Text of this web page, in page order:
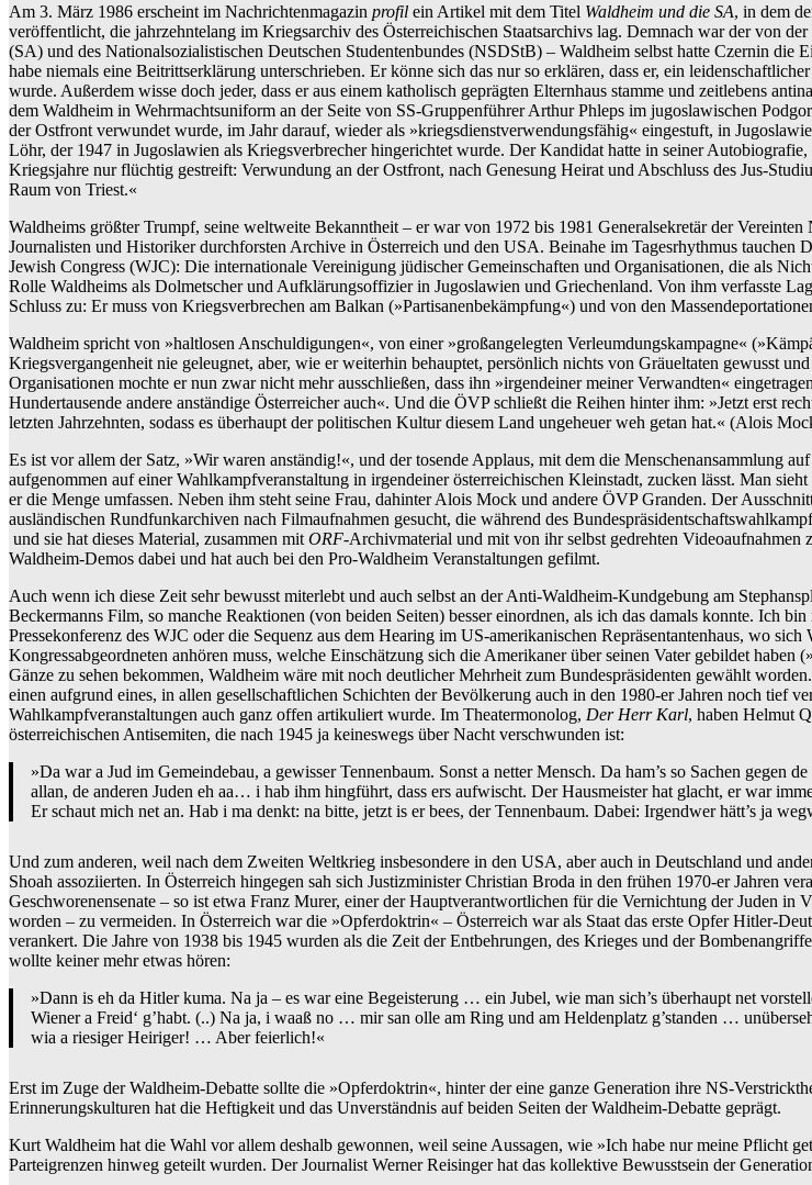
Am 3. März 1986 erscheint im Nachrichtenmagazin profil ein Artikel mit dem Titel Waldheim und die SA, in dem
veröffentlicht, die jahrzehntelang im Kriegsarchiv des Österreichischen Staatsarchivs lag. Demnach war der von
(SA) und des Nationalsozialistischen Deutschen Studentenbundes (NSDStB) – Waldheim selbst hatte Czernin die
habe niemals eine Beitrittserklärung unterschrieben. Er könne sich das nur so erklären, dass er, ein
wurde. Außerdem wisse doch jeder, dass er aus einem katholisch geprägten Elternhaus stamme und zeitlebens
dem Waldheim in Wehrmachtsuniform an der Seite von SS-Gruppenführer Arthur Phleps im jugoslawischen
der Ostfront verwundet wurde, im Jahr darauf, wieder als »kriegsdienstverwendungsfähig« eingestuft, in
Löhr, der 1947 in Jugoslawien als Kriegsverbrecher hingerichtet wurde. Der Kandidat hatte in seiner Autobiografie,
Kriegsjahre nur flüchtig gestreift: Verwundung an der Ostfront, nach Genesung Heirat und Abschluss des Jus-
Raum von Triest.«
Waldheims größter Trumpf, seine weltweite Bekanntheit – er war von 1972 bis 1981 Generalsekretär der
Journalisten und Historiker durchforsten Archive in Österreich und den USA. Beinahe im Tagesrhythmus tauchen
Jewish Congress (WJC): Die internationale Vereinigung jüdischer Gemeinschaften und Organisationen, die als
Rolle Waldheims als Dolmetscher und Aufklärungsoffizier in Jugoslawien und Griechenland. Von ihm verfasste
Schluss zu: Er muss von Kriegsverbrechen am Balkan (»Partisanenbekämpfung«) und von den
Waldheim spricht von »haltlosen Anschuldigungen«, von einer »großangelegten Verleumdungskampagne«
Kriegsvergangenheit nie geleugnet, aber, wie er weiterhin behauptet, persönlich nichts von Gräueltaten gewusst
Organisationen mochte er nun zwar nicht mehr ausschließen, dass ihn »irgendeiner meiner Verwandten«
Hundertausende andere anständige Österreicher auch«. Und die ÖVP schließt die Reihen hinter ihm: »Jetzt erst
letzten Jahrzehnten, sodass es überhaupt der politischen Kultur diesem Land ungeheuer weh getan hat.« (Alois
Es ist vor allem der Satz, »Wir waren anständig!«, und der tosende Applaus, mit dem die Menschenansammlung
aufgenommen auf einer Wahlkampfveranstaltung in irgendeiner österreichischen Kleinstadt, zucken lässt. Man
er die Menge umfassen. Neben ihm steht seine Frau, dahinter Alois Mock und andere ÖVP Granden. Der
ausländischen Rundfunkarchiven nach Filmaufnahmen gesucht, die während des
und sie hat dieses Material, zusammen mit ORF-Archivmaterial und mit von ihr selbst gedrehten Videoaufnahmen
Waldheim-Demos dabei und hat auch bei den Pro-Waldheim Veranstaltungen gefilmt.
Auch wenn ich diese Zeit sehr bewusst miterlebt und auch selbst an der Anti-Waldheim-Kundgebung am
Beckermanns Film, so manche Reaktionen (von beiden Seiten) besser einordnen, als ich das damals konnte. Ich
Pressekonferenz des WJC oder die Sequenz aus dem Hearing im US-amerikanischen Repräsentantenhaus, wo
Kongressabgeordneten anhören muss, welche Einschätzung sich die Amerikaner über seinen Vater gebildet
Gänze zu sehen bekommen, Waldheim wäre mit noch deutlicher Mehrheit zum Bundespräsidenten gewählt
einen aufgrund eines, in allen gesellschaftlichen Schichten der Bevölkerung auch in den 1980-er Jahren noch tief
Wahlkampfveranstaltungen auch ganz offen artikuliert wurde. Im Theatermonolog, Der Herr Karl, haben Helmut
österreichischen Antisemiten, die nach 1945 ja keineswegs über Nacht verschwunden ist:
»Da war a Jud im Gemeindebau, a gewisser Tennenbaum. Sonst a netter Mensch. Da ham’s so Sachen gegen
allan, de anderen Juden eh aa… i hab ihm hingführt, dass ers aufwischt. Der Hausmeister hat glacht, er war
Er schaut mich net an. Hab i ma denkt: na bitte, jetzt is er bees, der Tennenbaum. Dabei: Irgendwer hätt’s ja
Und zum anderen, weil nach dem Zweiten Weltkrieg insbesondere in den USA, aber auch in Deutschland und
Shoah assoziierten. In Österreich hingegen sah sich Justizminister Christian Broda in den frühen 1970-er Jahren
Geschworenensenate – so ist etwa Franz Murer, einer der Hauptverantwortlichen für die Vernichtung der Juden
worden – zu vermeiden. In Österreich war die »Opferdoktrin« – Österreich war als Staat das erste Opfer Hitler-
verankert. Die Jahre von 1938 bis 1945 wurden als die Zeit der Entbehrungen, des Krieges und der
wollte keiner mehr etwas hören:
»Dann is eh da Hitler kuma. Na ja – es war eine Begeisterung … ein Jubel, wie man sich’s überhaupt net
Wiener a Freid‘ g’habt. (..) Na ja, i waaß no … mir san olle am Ring und am Heldenplatz g’standen …
wia a riesiger Heiriger! … Aber feierlich!«
Erst im Zuge der Waldheim-Debatte sollte die »Opferdoktrin«, hinter der eine ganze Generation ihre NS-
Erinnerungskulturen hat die Heftigkeit und das Unverständnis auf beiden Seiten der Waldheim-Debatte geprägt.
Kurt Waldheim hat die Wahl vor allem deshalb gewonnen, weil seine Aussagen, wie »Ich habe nur meine Pflicht
Parteigrenzen hinweg geteilt wurden. Der Journalist Werner Reisinger hat das kollektive Bewusstsein der